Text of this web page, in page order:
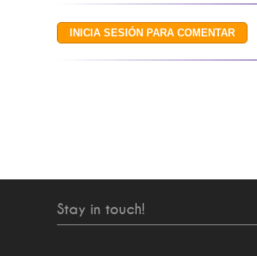
Stay in touch!